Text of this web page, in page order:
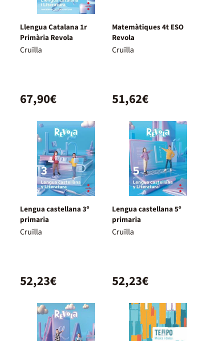
Llengua Catalana 1r
Primària Revola
Cruïlla
67,90€
Matemàtiques 4t ESO
Revola
Cruïlla
51,62€
Lengua castellana 3º
primaria
Cruïlla
52,23€
Lengua castellana 5º
primaria
Cruïlla
52,23€